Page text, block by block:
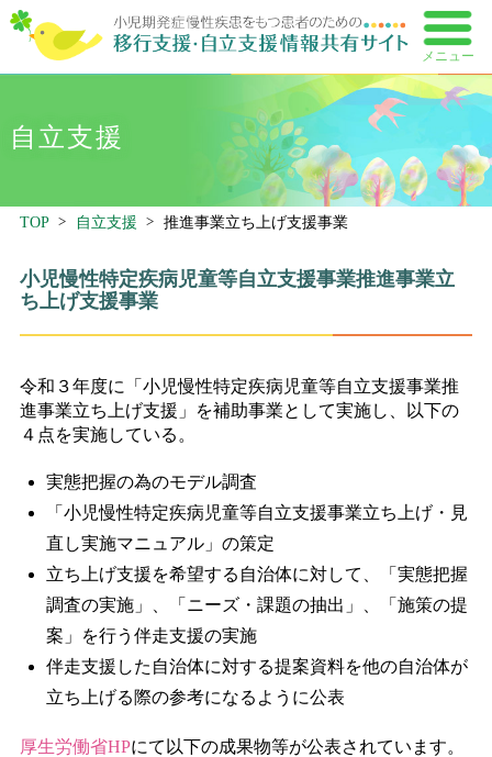
メニュー
自立支援
TOP 自立支援 推進事業立ち上げ支援事業
小児慢性特定疾病児童等自立支援事業推進事業立
ち上げ支援事業
令和３年度に「小児慢性特定疾病児童等自立支援事業推
進事業立ち上げ支援」を補助事業として実施し、以下の
４点を実施している。
実態把握の為のモデル調査
「小児慢性特定疾病児童等自立支援事業立ち上げ・見
直し実施マニュアル」の策定
立ち上げ支援を希望する自治体に対して、「実態把握
調査の実施」、「ニーズ・課題の抽出」、「施策の提
案」を行う伴走支援の実施
伴走支援した自治体に対する提案資料を他の自治体が
立ち上げる際の参考になるように公表
厚生労働省HPにて以下の成果物等が公表されています。